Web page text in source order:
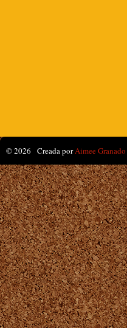
© 2026 Creada porAimee